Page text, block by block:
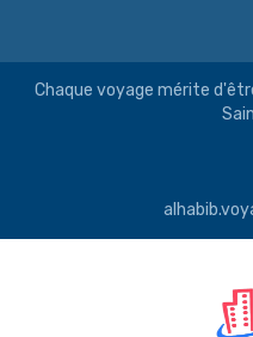
Chaque voyage mérite